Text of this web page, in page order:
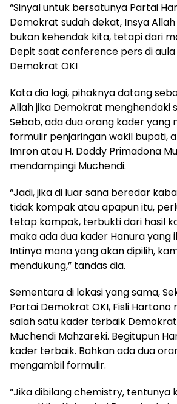
“Sinyal untuk bersatunya Partai
Demokrat sudah dekat, Insya
bukan kehendak kita, tetapi dari
Depit saat conference pers di
Demokrat OKI
Kata dia lagi, pihaknya datang
Allah jika Demokrat menghendaki
Sebab, ada dua orang kader yang
formulir penjaringan wakil bupati,
Imron atau H. Doddy Primadona
mendampingi Muchendi.
“Jadi, jika di luar sana beredar
tidak kompak atau apapun itu,
tetap kompak, terbukti dari hasil
maka ada dua kader Hanura yang
Intinya mana yang akan dipilih,
mendukung,” tandas dia.
Sementara di lokasi yang sama,
Partai Demokrat OKI, Fisli Hartono
salah satu kader terbaik
Muchendi Mahzareki. Begitupun
kader terbaik. Bahkan ada dua
mengambil formulir.
“Jika dibilang chemistry, tentunya